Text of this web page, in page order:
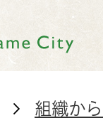
組織か